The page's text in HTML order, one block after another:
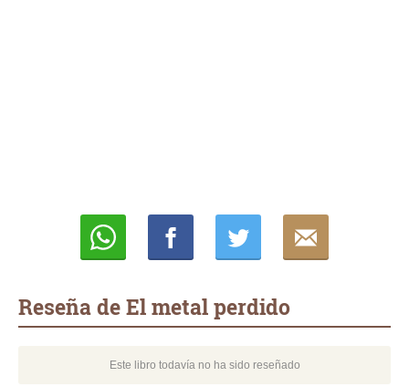
Reseña de El metal perdido
Este libro todavía no ha sido reseñado